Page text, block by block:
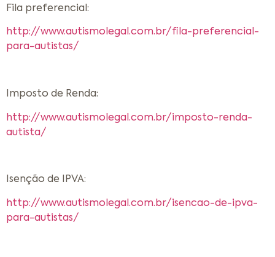
Fila preferencial:
http://www.autismolegal.com.br/fila-preferencial-
para-autistas/
Imposto de Renda:
http://www.autismolegal.com.br/imposto-renda-
autista/
Isenção de IPVA:
http://www.autismolegal.com.br/isencao-de-ipva-
para-autistas/